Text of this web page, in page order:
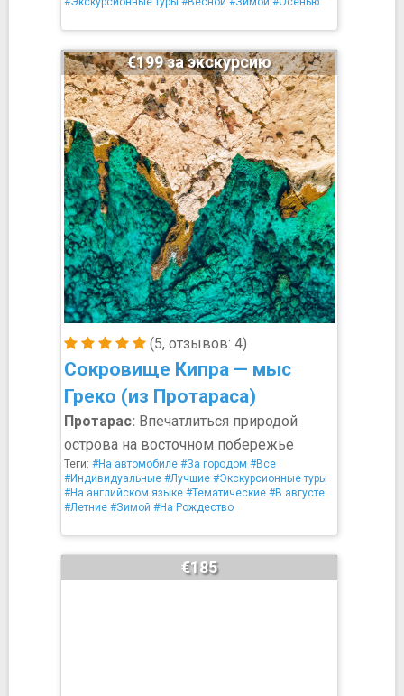
(5, отзывов: 4)
Сокровище Кипра — мыс
Греко (из Протараса)
€199 за экскурсию
Протарас: Впечатлиться природой
острова на восточном побережье
Теги: #На автомобиле #За городом #Все
#Индивидуальные #Лучшие #Экскурсионные туры
#На английском языке #Тематические #В августе
#Летние #Зимой #На Рождество
€185